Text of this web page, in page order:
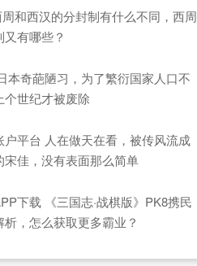
和西汉的分封制有什么不同，西周
有哪些？
本奇葩陋习，为了繁衍国家人口不
世纪才被废除
户平台 人在做天在看，被传风流成
宋佳，没有表面那么简单
下载 《三国志·战棋版》PK8携民
，怎么获取更多霸业？